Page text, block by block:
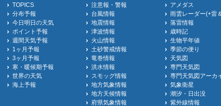
TOPICS
分布予報
今日明日の天気
ポイント予報
週間天気予報
1ヶ月予報
3ヶ月予報
寒・暖候期予報
世界の天気
海上予報
注意報・警報
台風情報
地震情報
津波情報
火山情報
土砂警戒情報
竜巻情報
洪水情報
スモッグ情報
地方気象情報
地方天候情報
府県気象情報
アメダス
雨雲レーダー(+雷
落雷情報
歳時記
生物平年値
季節の便り
天気図
専門天気図
専門天気図アーカ
気象衛星
潮汐・日出没
紫外線情報